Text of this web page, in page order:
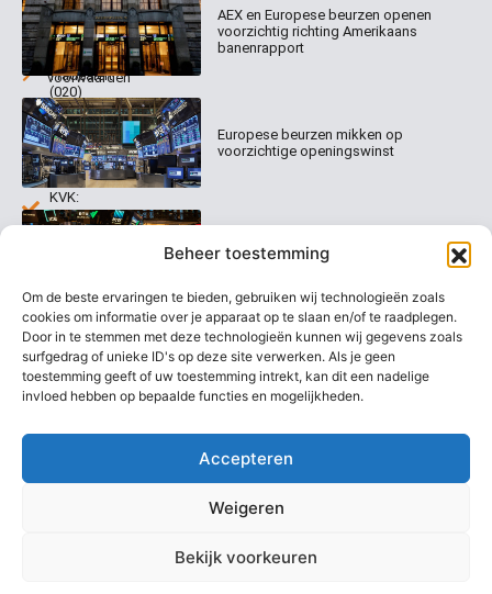
Beheer toestemming
Om de beste ervaringen te bieden, gebruiken wij technologieën zoals
cookies om informatie over je apparaat op te slaan en/of te raadplegen.
Door in te stemmen met deze technologieën kunnen wij gegevens zoals
surfgedrag of unieke ID's op deze site verwerken. Als je geen
toestemming geeft of uw toestemming intrekt, kan dit een nadelige
invloed hebben op bepaalde functies en mogelijkheden.
Accepteren
Weigeren
Bekijk voorkeuren
Abonnementen
Dagcommentaar
Tradealert
Organisatie
Contact
Dagcommentaar
Algemene
voorwaarden
Disclaimer
Welk
abonnement
kiezen
520
1017 EK
Amsterdam
(020)
231
0020
info@beurstrader.nl
KVK:
99197022
AEX en Europese beurzen openen
voorzichtig richting Amerikaans
banenrapport
Europese beurzen mikken op
voorzichtige openingswinst
Europese beurzen blijven dicht bij
recordstanden
AEX nadert opnieuw zijn hoogste
niveau ooit